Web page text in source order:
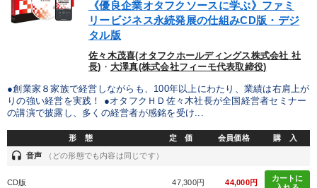
《優良企業オタフクソースに学ぶ》ファミ
リービジネス永続発展の仕組みCD版・デジ
タル版
佐々木茂喜(オタフクホールディングス株式会社 社
長) ・ 大澤真(株式会社フィーモ代表取締役)
●創業家８家族で経営しながらも、100年以上にわたり、業績は右肩上が
りの強い経営を実践！ ●オタフクＨＤ佐々木社長が全国経営者セミナー
の講演で披露し、多くの経営者が感銘を受け...
形 態 定 価 会員価格 購 入
headset 音声 （どの形態でも内容は同じです）
CD版 47,300円 44,000円
カートに